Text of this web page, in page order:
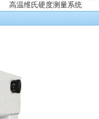
高温维氏硬度测量系统